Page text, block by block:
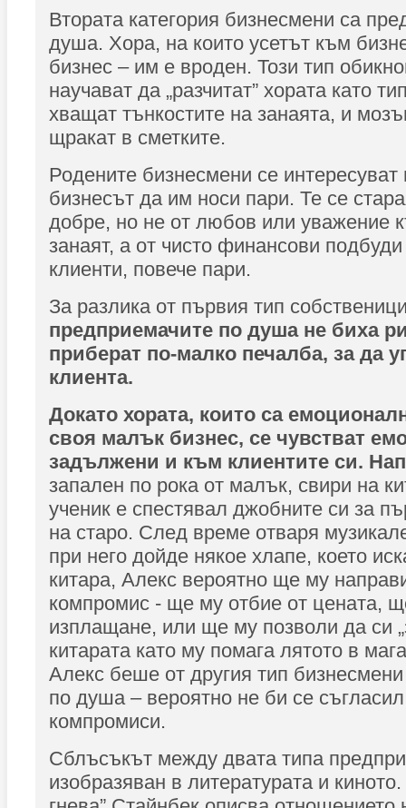
Втората категория бизнесмени са
душа. Хора, на които усетът към
бизнес – им е вроден. Този тип
научават да „разчитат” хората като
хващат тънкостите на занаята, и
щракат в сметките.
Родените бизнесмени се интересуват
бизнесът да им носи пари. Те се
добре, но не от любов или уважение
занаят, а от чисто финансови
клиенти, повече пари.
За разлика от първия тип
предприемачите по душа не биха
приберат по-малко печалба, за да
клиента.
Докато хората, които са
своя малък бизнес, се чувстват
задължени и към клиентите си.
запален по рока от малък, свири на
ученик е спестявал джобните си за
на старо. След време отваря
при него дойде някое хлапе, което
китара, Алекс вероятно ще му
компромис - ще му отбие от цената,
изплащане, или ще му позволи да си
китарата като му помага лятото в
Алекс беше от другия тип
по душа – вероятно не би се
компромиси.
Сблъсъкът между двата типа
изобразяван в литературата и